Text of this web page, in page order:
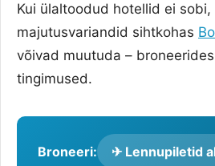
Kui ülaltoodud hotellid ei
majutusvariandid sihtkohas
võivad muutuda –
tingimused.
Broneeri: ✈ Lennupiletid